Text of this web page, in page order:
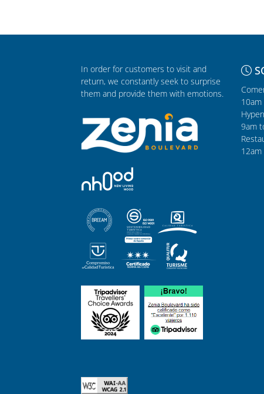
In order for customers to visit and
return, we constantly seek to surprise
them and provide them with emotions.
9am